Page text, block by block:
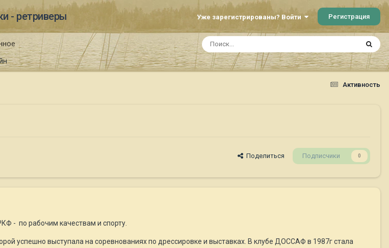
- ретриверы Уже зарегистрированы? Войти Регистрация
Активность
Поделиться Подписчики 0
- по рабочим качествам и спорту.
успешно выступала на соревнованиях по дрессировке и выставках. В клубе ДОССАФ в 1987г стала